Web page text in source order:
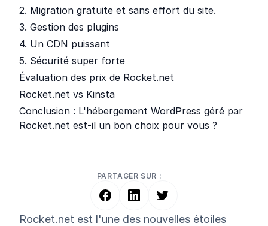
2. Migration gratuite et sans effort du site.
3. Gestion des plugins
4. Un CDN puissant
5. Sécurité super forte
Évaluation des prix de Rocket.net
Rocket.net vs Kinsta
Conclusion : L'hébergement WordPress géré par
Rocket.net est-il un bon choix pour vous ?
PARTAGER SUR :
Rocket.net est l'une des nouvelles étoiles